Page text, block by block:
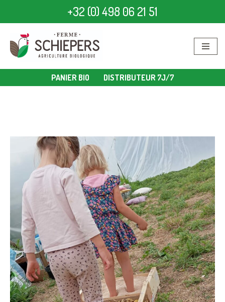
au
contenu
+32 (0) 498 06 21 51
PANIER BIO DISTRIBUTEUR 7J/7